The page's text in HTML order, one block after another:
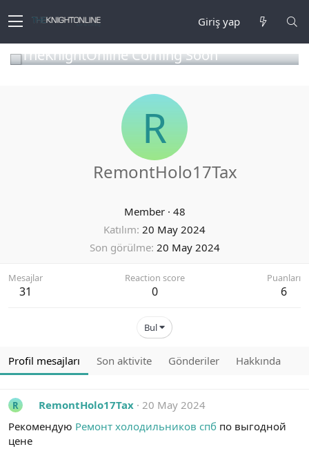
Giriş yap
TheKnightOnline Coming Soon
R
RemontHolo17Tax
Member · 48
Katılım 20 May 2024
Son görülme 20 May 2024
Mesajlar
31
Reaction score
0
Puanları
6
Bul
Profil mesajları Son aktivite Gönderiler Hakkında
R RemontHolo17Tax
20 May 2024
Рекомендую Ремонт холодильников спб по выгодной
цене